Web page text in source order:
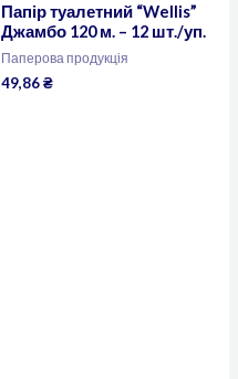
Папір туалетний “Wellis”
Джамбо 120 м. – 12 шт./уп.
Паперова продукція
49,86₴